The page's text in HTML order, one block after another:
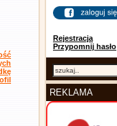
Rejestracja
Przypomnij hasło
REKLAMA